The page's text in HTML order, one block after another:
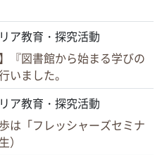
ア教育・探究活動
『図書館から始まる学びの
ました。
ア教育・探究活動
は「フレッシャーズセミナ
）